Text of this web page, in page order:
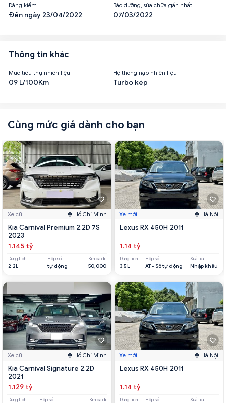
Đăng kiểm
Đến ngày 23/04/2022
Bảo dưỡng, sửa chữa gần nhất
07/03/2022
Thông tin khác
Mức tiêu thụ nhiên liệu
09 L/100Km
Hệ thống nạp nhiên liệu
Turbo kép
Cùng mức giá dành cho bạn
Xe cũ Hồ Chí Minh
Kia Carnival Premium 2.2D 7S
2023
1.145 tỷ
Dung tích
2.2L
Hộp số
tự động
Km đã đi
50,000
Xe cũ Hồ Chí Minh
Kia Carnival Signature 2.2D
2021
1.129 tỷ
Dung tích Hộp số Km đã đi
Xe mới Hà Nội
Lexus RX 450H 2011
1.14 tỷ
Dung tích
3.5 L
Hộp số
AT - Số tự động
Xuất xứ
Nhập khẩu
Xe mới Hà Nội
Lexus RX 450H 2011
1.14 tỷ
Dung tích Hộp số Xuất xứ